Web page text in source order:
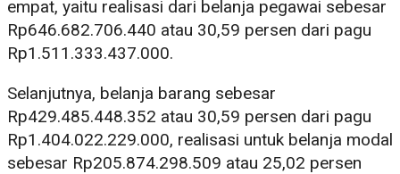
empat, yaitu realisasi dari belanja pegawai sebesar
Rp646.682.706.440 atau 30,59 persen dari pagu
Rp1.511.333.437.000.
Selanjutnya, belanja barang sebesar
Rp429.485.448.352 atau 30,59 persen dari pagu
Rp1.404.022.229.000, realisasi untuk belanja modal
sebesar Rp205.874.298.509 atau 25,02 persen